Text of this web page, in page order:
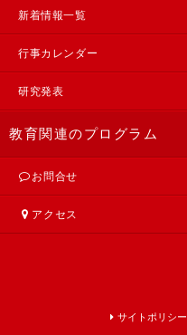
新着情報一覧
行事カレンダー
研究発表
教育関連のプログラム
お問合せ
アクセス
サイトポリシー